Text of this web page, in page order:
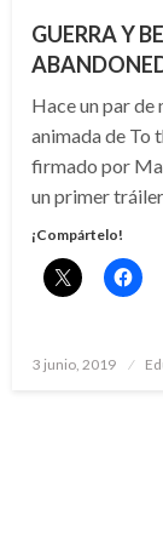
GUERRA Y
Hace un par de
animada de To
firmado por
un primer
¡Compártelo!
Publicado
3 junio, 2019